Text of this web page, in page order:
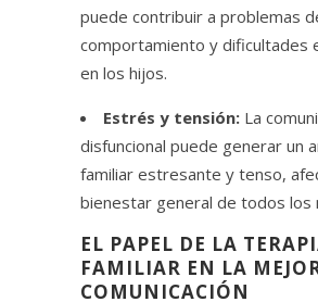
puede contribuir a problemas
comportamiento y dificultades
en los hijos.
Estrés y tensión: La
disfuncional puede generar un
familiar estresante y tenso,
bienestar general de todos los
EL PAPEL DE LA
FAMILIAR EN LA
COMUNICACIÓN